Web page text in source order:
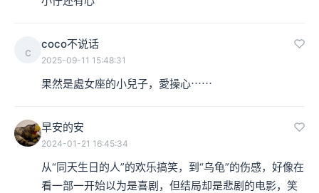
c
coco不说话
2025-09-11 15:48:31
果然是處女座的小兒子，愛操心⋯⋯
早安的安
2024-01-21 16:45:34
从“同天生日的人”的欢乐搞笑，到“乌龟”的伤感，好像在
看一部一开始以为是喜剧，但结局却是悲剧的电影，笑